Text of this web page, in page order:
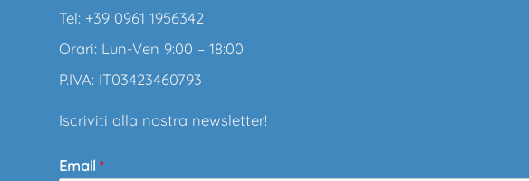
Tel: +39 0961 1956342
Orari: Lun-Ven 9:00 – 18:00
P.IVA: IT03423460793
Iscriviti alla nostra newsletter!
Email *